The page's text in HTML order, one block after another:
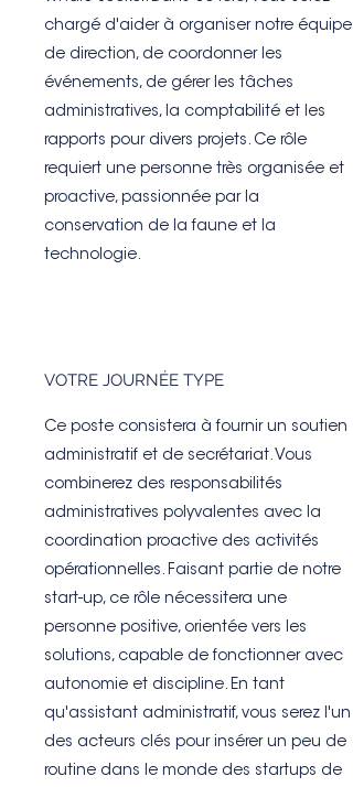
chargé d'aider à organiser notre équipe
de direction, de coordonner les
événements, de gérer les tâches
administratives, la comptabilité et les
rapports pour divers projets. Ce rôle
requiert une personne très organisée et
proactive, passionnée par la
conservation de la faune et la
technologie.
VOTRE JOURNÉE TYPE
Ce poste consistera à fournir un soutien
administratif et de secrétariat. Vous
combinerez des responsabilités
administratives polyvalentes avec la
coordination proactive des activités
opérationnelles. Faisant partie de notre
start-up, ce rôle nécessitera une
personne positive, orientée vers les
solutions, capable de fonctionner avec
autonomie et discipline. En tant
qu'assistant administratif, vous serez l'un
des acteurs clés pour insérer un peu de
routine dans le monde des startups de